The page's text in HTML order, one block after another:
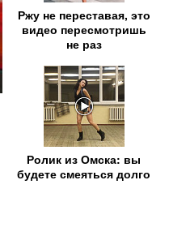
Ржу не переставая, это
видео пересмотришь
не раз
Ролик из Омска: вы
будете смеяться долго